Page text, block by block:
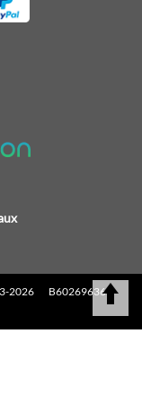
2026 B60269636 |